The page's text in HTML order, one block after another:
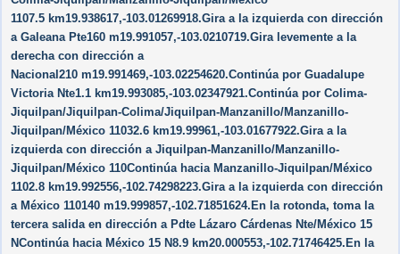
1107.5 km19.938617,-103.01269918.Gira a la izquierda con dirección
a Galeana Pte160 m19.991057,-103.0210719.Gira levemente a la
derecha con dirección a
Nacional210 m19.991469,-103.02254620.Continúa por Guadalupe
Victoria Nte1.1 km19.993085,-103.02347921.Continúa por Colima-
Jiquilpan/​Jiquilpan-Colima/​Jiquilpan-Manzanillo/​Manzanillo-
Jiquilpan/​México 11032.6 km19.99961,-103.01677922.Gira a la
izquierda con dirección a Jiquilpan-Manzanillo/​Manzanillo-
Jiquilpan/​México 110Continúa hacia Manzanillo-Jiquilpan/​México
1102.8 km19.992556,-102.74298223.Gira a la izquierda con dirección
a México 110140 m19.999857,-102.71851624.En la rotonda, toma la
tercera salida en dirección a Pdte Lázaro Cárdenas Nte/​México 15
NContinúa hacia México 15 N8.9 km20.000553,-102.71746425.En la